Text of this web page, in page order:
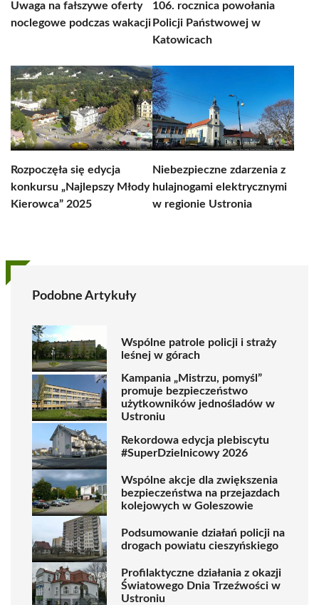
Uwaga na fałszywe oferty
noclegowe podczas wakacji
106. rocznica powołania
Policji Państwowej w
Katowicach
Rozpoczęła się edycja
konkursu „Najlepszy Młody
Kierowca” 2025
Niebezpieczne zdarzenia z
hulajnogami elektrycznymi
w regionie Ustronia
Podobne Artykuły
Wspólne patrole policji i straży
leśnej w górach
Kampania „Mistrzu, pomyśl”
promuje bezpieczeństwo
użytkowników jednośladów w
Ustroniu
Rekordowa edycja plebiscytu
#SuperDzielnicowy 2026
Wspólne akcje dla zwiększenia
bezpieczeństwa na przejazdach
kolejowych w Goleszowie
Podsumowanie działań policji na
drogach powiatu cieszyńskiego
Profilaktyczne działania z okazji
Światowego Dnia Trzeźwości w
Ustroniu